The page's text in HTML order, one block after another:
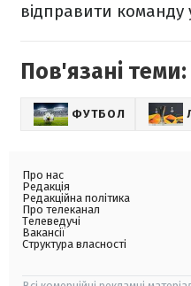
відправити
Пов'язані теми:
ФУТБОЛ
Про нас
Редакція
Редакційна політика
Про телеканал
Телеведучі
Вакансії
Структура власності